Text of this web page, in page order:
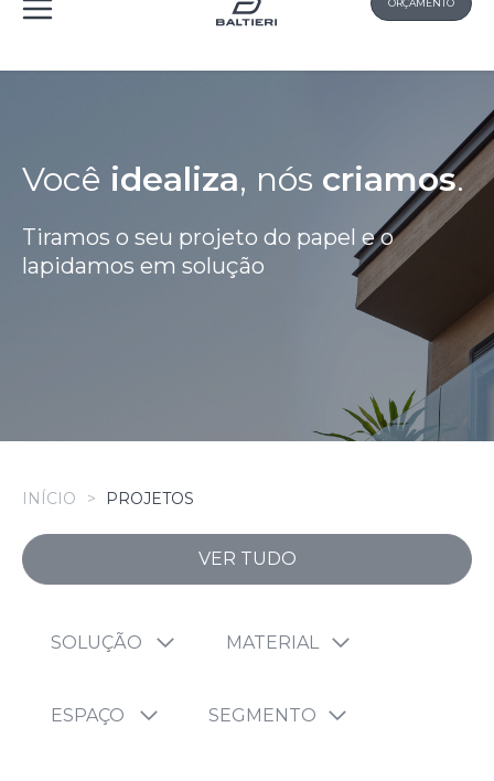
ORÇAMENTO
Você idealiza, nós criamos.
Tiramos o seu projeto do papel e o
lapidamos em solução
INÍCIO PROJETOS
VER TUDO
SOLUÇÃO MATERIAL
ESPAÇO SEGMENTO